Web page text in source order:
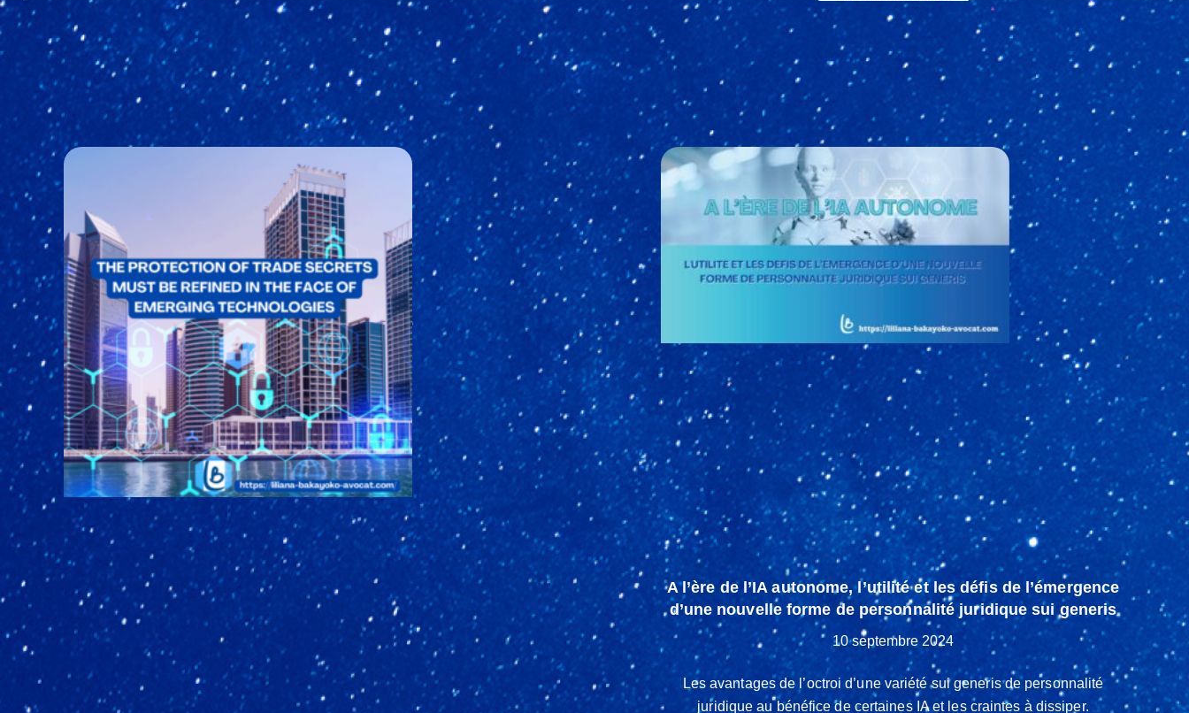
A l’ère de l’IA autonome, l’utilité et les défis de l’émergence
d’une nouvelle forme de personnalité juridique sui generis
10 septembre 2024
Les avantages de l’octroi d’une variété sui generis de personnalité
juridique au bénéfice de certaines IA et les craintes à dissiper.